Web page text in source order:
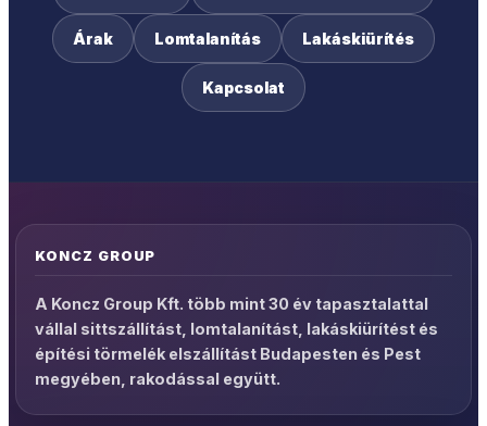
Árak Lomtalanítás Lakáskiürítés
Kapcsolat
KONCZ GROUP
A Koncz Group Kft. több mint 30 év tapasztalattal
vállal sittszállítást, lomtalanítást, lakáskiürítést és
építési törmelék elszállítást Budapesten és Pest
megyében, rakodással együtt.